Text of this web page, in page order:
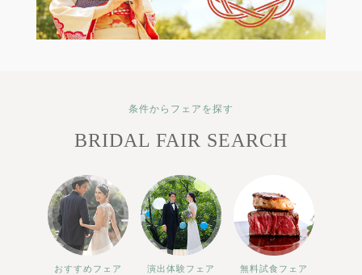
条件からフェアを探す
BRIDAL FAIR SEARCH
おすすめフェア 演出体験フェア 無料試食フェア